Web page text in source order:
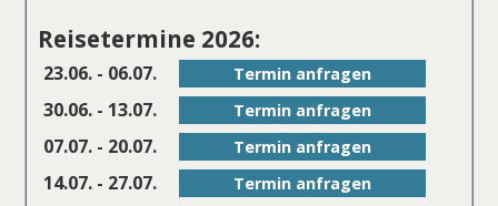
Reisetermine 2026:
23.06. - 06.07. Termin anfragen
30.06. - 13.07. Termin anfragen
07.07. - 20.07. Termin anfragen
14.07. - 27.07. Termin anfragen